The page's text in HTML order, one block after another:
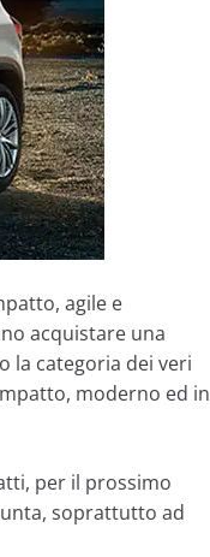
agile e
acquistare una
la categoria dei veri
moderno ed in
per il prossimo
soprattutto ad